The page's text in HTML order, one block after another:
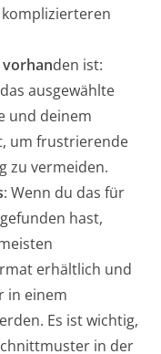
vorhanden ist:
ausgewählte
und deinem
um frustrierende
zu vermeiden.
: Wenn du das für
hast,
erhältlich und
in einem
Es ist wichtig,
in der